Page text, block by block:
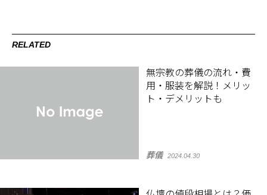
RELATED
無宗教の葬儀の流れ・費
用・服装を解説！メリッ
ト・デメリットも
葬儀 2024.04.30